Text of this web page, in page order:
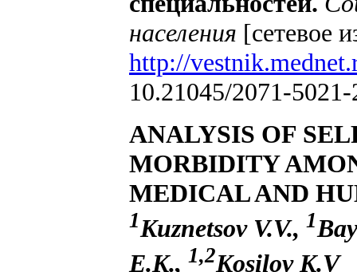
населения [сетевое
http://
10.21045/2071-
ANALYSIS OF
MORBIDITY
MEDICAL AND
1Kuznetsov V.V., 1
E.K., 1,2Kosilov K.V